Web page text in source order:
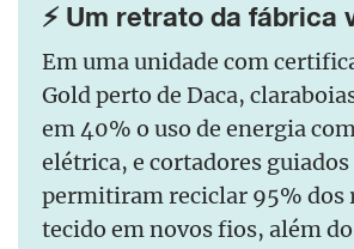
⚡ Um retrato da fábrica
Em uma unidade com
Gold perto de Daca,
em 40% o uso de energia
elétrica, e cortadores
permitiram reciclar 95% dos
tecido em novos fios, além